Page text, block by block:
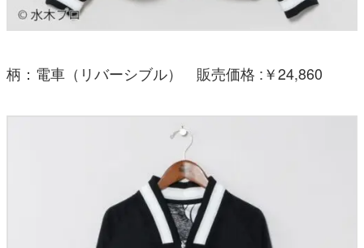
柄：電車（リバーシブル） 販売価格 :￥24,860